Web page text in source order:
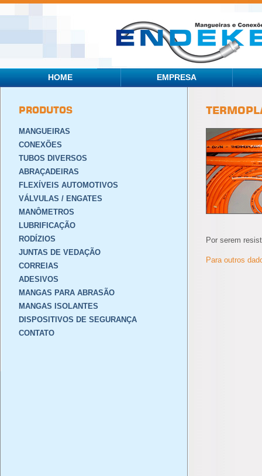
HOME EMPRESA
PRODUTOS
MANGUEIRAS
CONEXÕES
TUBOS DIVERSOS
ABRAÇADEIRAS
FLEXÍVEIS AUTOMOTIVOS
VÁLVULAS / ENGATES
MANÔMETROS
LUBRIFICAÇÃO
RODÍZIOS
JUNTAS DE VEDAÇÃO
CORREIAS
ADESIVOS
MANGAS PARA ABRASÃO
MANGAS ISOLANTES
DISPOSITIVOS DE SEGURANÇA
CONTATO
Por serem
Para outros